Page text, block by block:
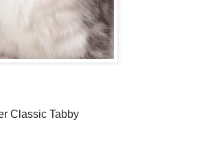
Classic Tabby